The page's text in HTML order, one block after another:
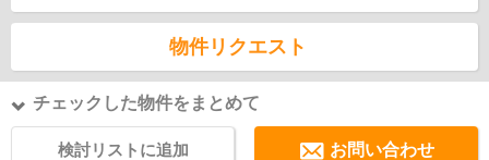
物件リクエスト
チェックした物件をまとめて
検討リストに追加 お問い合わせ